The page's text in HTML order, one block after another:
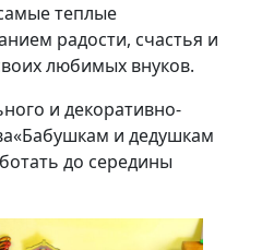
теплые
радости, счастья и
любимых внуков.
и декоративно-
и дедушкам
до середины